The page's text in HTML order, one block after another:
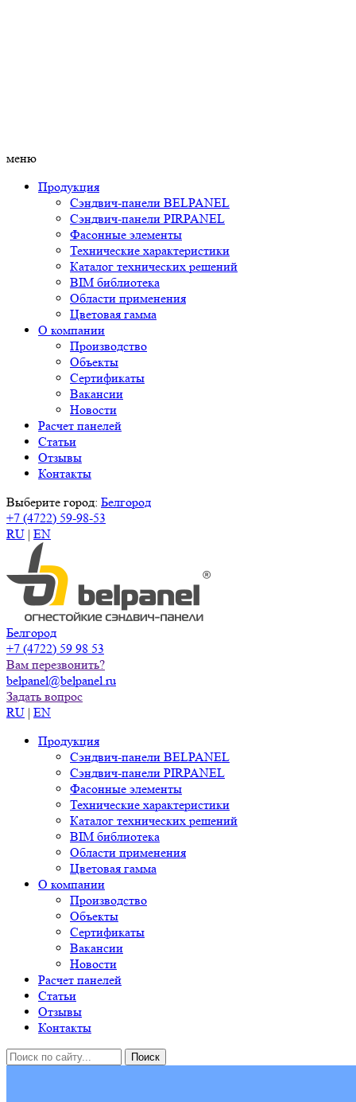
меню
Продукция
Сэндвич-панели BELPANEL
Сэндвич-панели PIRPANEL
Фасонные элементы
Технические характеристики
Каталог технических решений
BIM библиотека
Области применения
Цветовая гамма
О компании
Производство
Объекты
Сертификаты
Вакансии
Новости
Расчет панелей
Статьи
Отзывы
Контакты
Выберите город: Белгород
+7 (4722) 59-98-53
RU | EN
Белгород
+7 (4722) 59 98 53
Вам перезвонить?
belpanel@belpanel.ru
Задать вопрос
RU | EN
Продукция
Сэндвич-панели BELPANEL
Сэндвич-панели PIRPANEL
Фасонные элементы
Технические характеристики
Каталог технических решений
BIM библиотека
Области применения
Цветовая гамма
О компании
Производство
Объекты
Сертификаты
Вакансии
Новости
Расчет панелей
Статьи
Отзывы
Контакты